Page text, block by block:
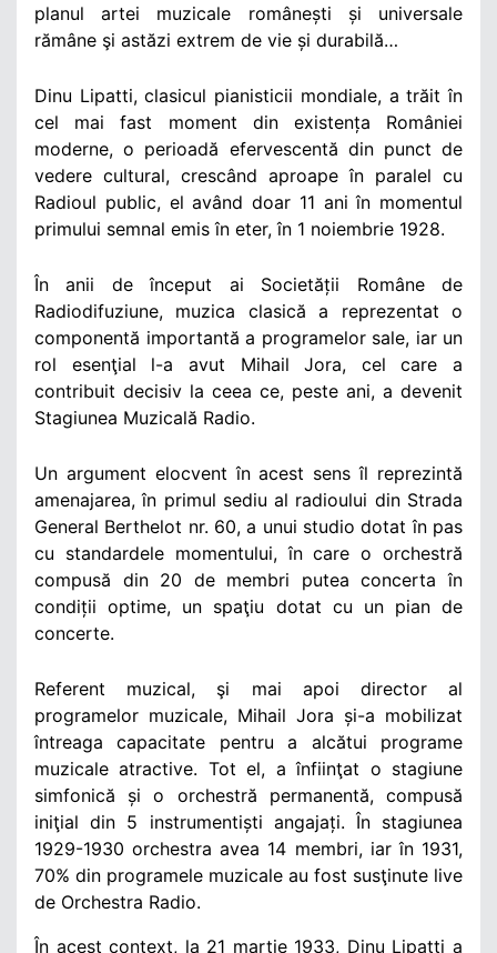
planul artei muzicale românești și universale
rămâne şi astăzi extrem de vie și durabilă…
Dinu Lipatti, clasicul pianisticii mondiale, a trăit în
cel mai fast moment din existența României
moderne, o perioadă efervescentă din punct de
vedere cultural, crescând aproape în paralel cu
Radioul public, el având doar 11 ani în momentul
primului semnal emis în eter, în 1 noiembrie 1928.
În anii de început ai Societății Române de
Radiodifuziune, muzica clasică a reprezentat o
componentă importantă a programelor sale, iar un
rol esenţial l-a avut Mihail Jora, cel care a
contribuit decisiv la ceea ce, peste ani, a devenit
Stagiunea Muzicală Radio.
Un argument elocvent în acest sens îl reprezintă
amenajarea, în primul sediu al radioului din Strada
General Berthelot nr. 60, a unui studio dotat în pas
cu standardele momentului, în care o orchestră
compusă din 20 de membri putea concerta în
condiții optime, un spaţiu dotat cu un pian de
concerte.
Referent muzical, şi mai apoi director al
programelor muzicale, Mihail Jora și-a mobilizat
întreaga capacitate pentru a alcătui programe
muzicale atractive. Tot el, a înfiinţat o stagiune
simfonică și o orchestră permanentă, compusă
iniţial din 5 instrumentiști angajați. În stagiunea
1929-1930 orchestra avea 14 membri, iar în 1931,
70% din programele muzicale au fost susţinute live
de Orchestra Radio.
În acest context, la 21 martie 1933, Dinu Lipatti a